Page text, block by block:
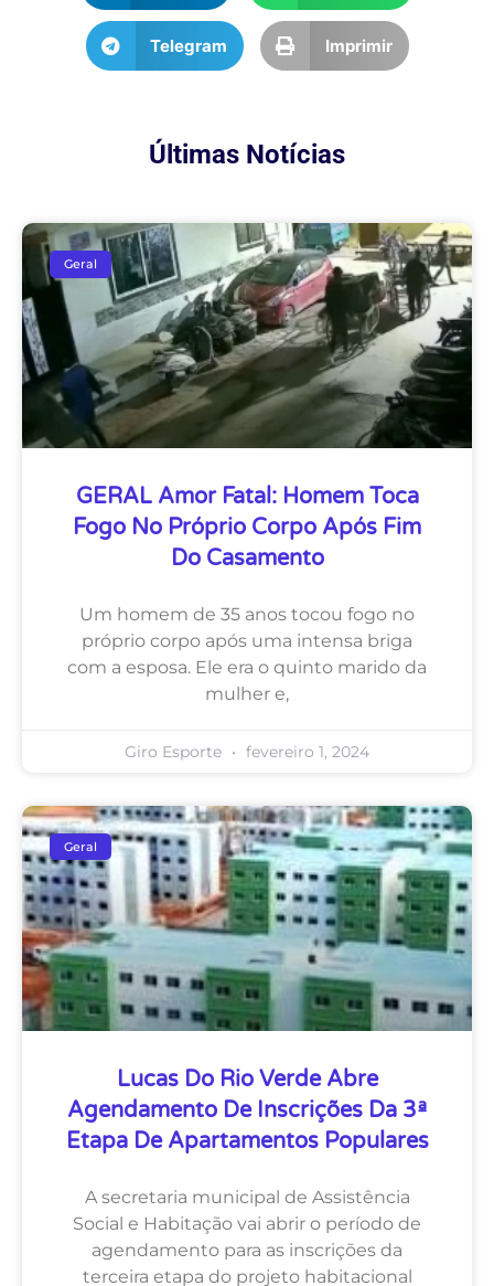
Telegram Imprimir
Últimas Notícias
Geral
GERAL Amor Fatal: Homem Toca
Fogo No Próprio Corpo Após Fim
Do Casamento
Um homem de 35 anos tocou fogo no
próprio corpo após uma intensa briga
com a esposa. Ele era o quinto marido da
mulher e,
Giro Esporte fevereiro 1, 2024
Geral
Lucas Do Rio Verde Abre
Agendamento De Inscrições Da 3ª
Etapa De Apartamentos Populares
A secretaria municipal de Assistência
Social e Habitação vai abrir o período de
agendamento para as inscrições da
terceira etapa do projeto habitacional